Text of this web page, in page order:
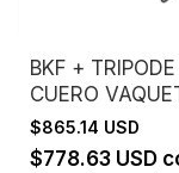
BKF +
CUERO
ESTRUCTURA
$865.14 USD
$778.63 USD